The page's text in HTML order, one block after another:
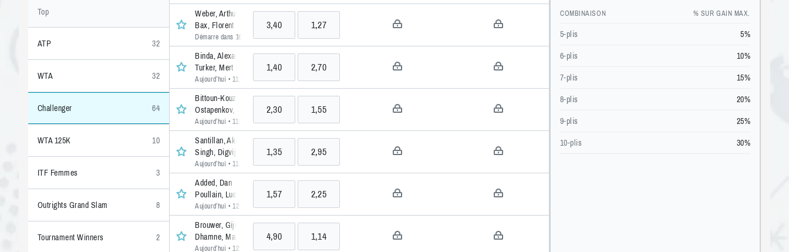
Top
ATP 32
WTA 32
Challenger 64
WTA 125K 10
ITF Femmes 3
Outrights Grand Slam 8
Tournament Winners 2
Weber, Arthur
Bax, Florent
Démarre dans 105 min. • 1 >>
3,40 1,27
Binda, Alexandr
Turker, Mert Naci
Aujourd’hui • 11:10 • 1 >>
1,40 2,70
Bittoun-Kouzmine, Constantin
Ostapenkov, Daniil
Aujourd’hui • 11:10 • 1 >>
2,30 1,55
Santillan, Akira
Singh, Digvijay Pratap
Aujourd’hui • 11:10 • 1 >>
1,35 2,95
Added, Dan
Poullain, Lucas
Aujourd’hui • 12:20 • 1 >>
1,57 2,25
Brouwer, Gijs
Dhamne, Manas
Aujourd’hui • 12:20 • 1 >>
4,90 1,14
COMBINAISON % SUR GAIN MAX.
5-plis 5%
6-plis 10%
7-plis 15%
8-plis 20%
9-plis 25%
10-plis 30%